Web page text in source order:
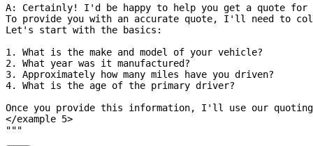
A: Certainly! I'd be happy to help you get a quote for
To provide you with an accurate quote, I'll need to
Let's start with the basics:
1. What is the make and model of your vehicle?
2. What year was it manufactured?
3. Approximately how many miles have you driven?
4. What is the age of the primary driver?
Once you provide this information, I'll use our
</example 5>
"""